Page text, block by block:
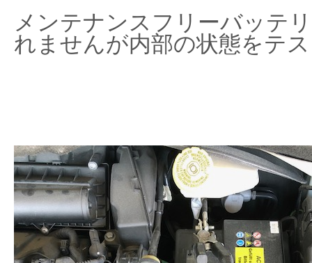
メンテナンスフリーバッテ
れませんが内部の状態をテ